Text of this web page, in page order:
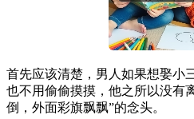
首先应该清楚，男人如果想娶小
也不用偷偷摸摸，他之所以没有
倒，外面彩旗飘飘”的念头。